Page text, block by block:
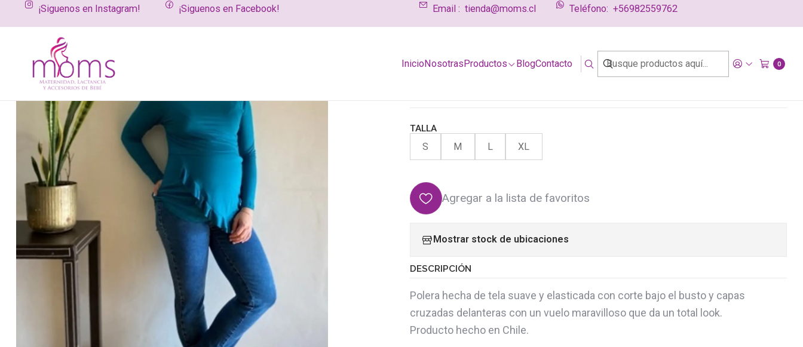
InicioNosotrasProductos BlogContacto 0
¡Siguenos en Instagram! ¡Siguenos en Facebook! Email : tienda@moms.cl Teléfono: +56982559762
Productos Vestuario maternal y de lactancia Poleras y Polerones Polera maternal y lactancia Ale Petróleo
Polera maternal y lactancia Ale
TALLA
S M L XL
Agregar a la lista de favoritos
Mostrar stock de ubicaciones
DESCRIPCIÓN
Polera hecha de tela suave y elasticada con corte bajo el busto y capas
cruzadas delanteras con un vuelo maravilloso que da un total look.
Producto hecho en Chile.